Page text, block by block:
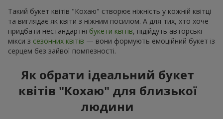
Такий букет квітів "Кохаю" створює ніжність у кожній квітці
та виглядає як квіти з ніжним посилом. А для тих, хто хоче
придбати нестандартні букети квітів, підійдуть авторські
мікси з сезонних квітів — вони формують емоційний букет із
серцем без зайвої помпезності.
Як обрати ідеальний букет
квітів "Кохаю" для близької
людини